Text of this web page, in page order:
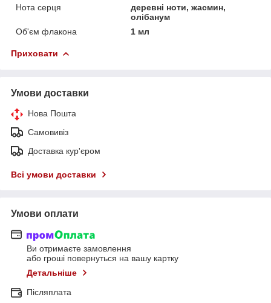
Нота серця
деревні ноти, жасмин,
олібанум
Об'єм флакона
1 мл
Приховати
Умови доставки
Нова Пошта
Самовивіз
Доставка кур'єром
Всі умови доставки
Умови оплати
Ви отримаєте замовлення
або гроші повернуться на вашу картку
Детальніше
Післяплата